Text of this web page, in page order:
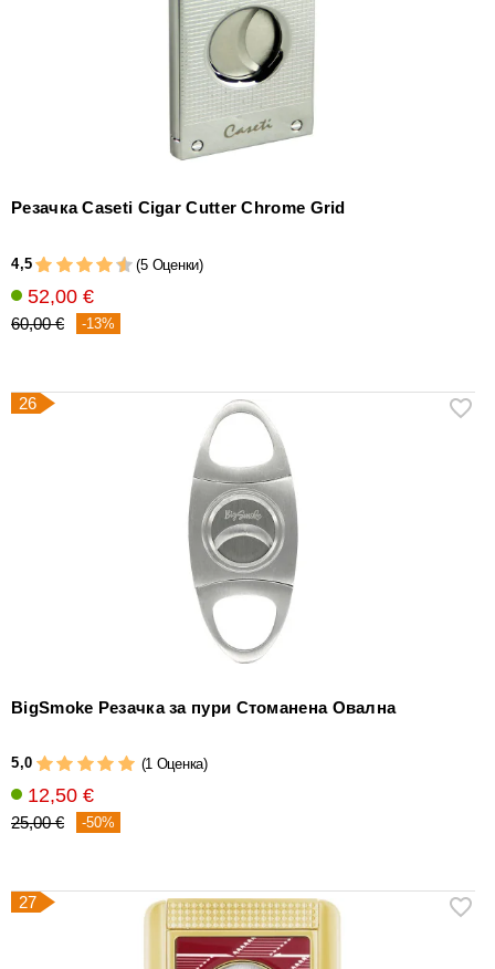
Резачка Caseti Cigar Cutter Chrome Grid
4,5 (5 Оценки)
52,00 €
60,00 € -13%
26
BigSmoke Резачка за пури Стоманена Овална
5,0 (1 Оценка)
12,50 €
25,00 € -50%
27